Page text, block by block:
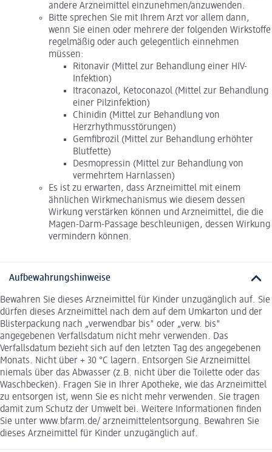
andere Arzneimittel einzunehmen/anzuwenden.
Bitte sprechen Sie mit Ihrem Arzt vor allem dann,
wenn Sie einen oder mehrere der folgenden Wirkstoffe
regelmäßig oder auch gelegentlich einnehmen
müssen:
Ritonavir (Mittel zur Behandlung einer HIV-
Infektion)
Itraconazol, Ketoconazol (Mittel zur Behandlung
einer Pilzinfektion)
Chinidin (Mittel zur Behandlung von
Herzrhythmusstörungen)
Gemfibrozil (Mittel zur Behandlung erhöhter
Blutfette)
Desmopressin (Mittel zur Behandlung von
vermehrtem Harnlassen)
Es ist zu erwarten, dass Arzneimittel mit einem
ähnlichen Wirkmechanismus wie diesem dessen
Wirkung verstärken können und Arzneimittel, die die
Magen-Darm-Passage beschleunigen, dessen Wirkung
vermindern können.
Aufbewahrungshinweise
Bewahren Sie dieses Arzneimittel für Kinder unzugänglich auf. Sie
dürfen dieses Arzneimittel nach dem auf dem Umkarton und der
Blisterpackung nach „verwendbar bis" oder „verw. bis"
angegebenen Verfallsdatum nicht mehr verwenden. Das
Verfallsdatum bezieht sich auf den letzten Tag des angegebenen
Monats. Nicht über + 30 °C lagern. Entsorgen Sie Arzneimittel
niemals über das Abwasser (z.B. nicht über die Toilette oder das
Waschbecken). Fragen Sie in Ihrer Apotheke, wie das Arzneimittel
zu entsorgen ist, wenn Sie es nicht mehr verwenden. Sie tragen
damit zum Schutz der Umwelt bei. Weitere Informationen finden
Sie unter www.bfarm.de/ arzneimittelentsorgung. Bewahren Sie
dieses Arzneimittel für Kinder unzugänglich auf.